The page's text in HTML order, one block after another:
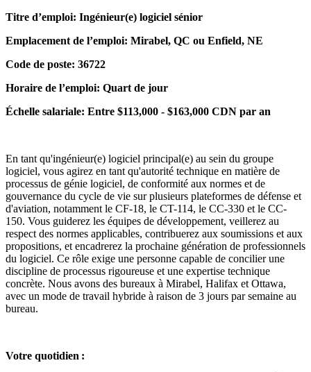
Titre d’emploi: Ingénieur(e) logiciel sénior
Emplacement de l’emploi: Mirabel, QC ou Enfield, NE
Code de poste: 36722
Horaire de l’emploi: Quart de jour
Échelle salariale: Entre $113,000 - $163,000 CDN par an
En tant qu'ingénieur(e) logiciel principal(e) au sein du groupe
logiciel, vous agirez en tant qu'autorité technique en matière de
processus de génie logiciel, de conformité aux normes et de
gouvernance du cycle de vie sur plusieurs plateformes de défense et
d'aviation, notamment le CF-18, le CT-114, le CC-330 et le CC-
150. Vous guiderez les équipes de développement, veillerez au
respect des normes applicables, contribuerez aux soumissions et aux
propositions, et encadrerez la prochaine génération de professionnels
du logiciel. Ce rôle exige une personne capable de concilier une
discipline de processus rigoureuse et une expertise technique
concrète. Nous avons des bureaux à Mirabel, Halifax et Ottawa,
avec un mode de travail hybride à raison de 3 jours par semaine au
bureau.
Votre quotidien :